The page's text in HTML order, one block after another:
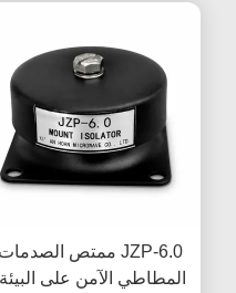
JZP-6.0 ممتص الصدمات
المطاطي الآمن على البيئة،